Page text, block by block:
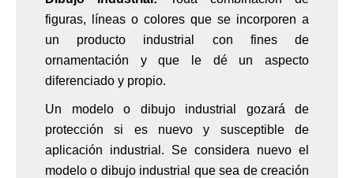
figuras, líneas o colores que se incorporen a
un producto industrial con fines de
ornamentación y que le dé un aspecto
diferenciado y propio.
Un modelo o dibujo industrial gozará de
protección si es nuevo y susceptible de
aplicación industrial. Se considera nuevo el
modelo o dibujo industrial que sea de creación